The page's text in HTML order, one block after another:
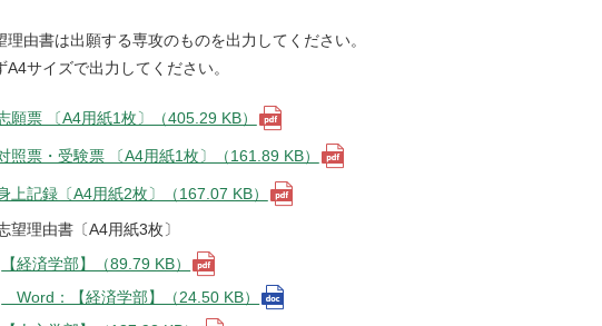
由書は出願する専攻のものを出力してください。
サイズで出力してください。
願票 〔A4用紙1枚〕（405.29 KB）
照票・受験票 〔A4用紙1枚〕（161.89 KB）
上記録〔A4用紙2枚〕（167.07 KB）
望理由書〔A4用紙3枚〕
【経済学部】（89.79 KB）
Word：【経済学部】（24.50 KB）